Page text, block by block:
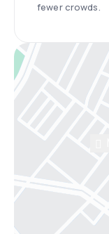
fewer crowds.